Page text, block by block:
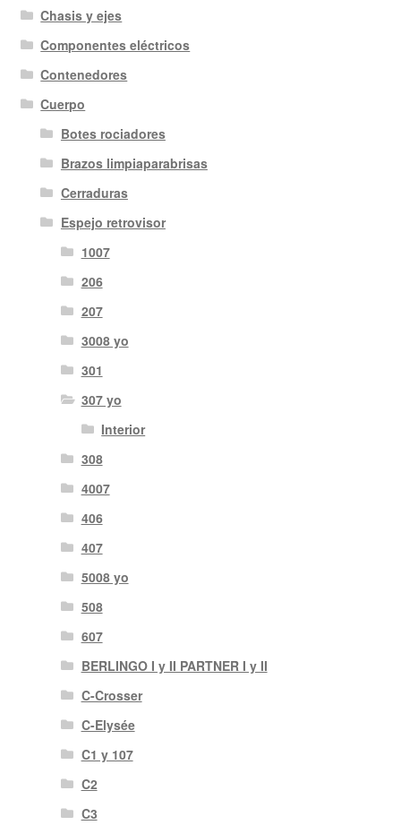
Chasis y ejes
Componentes eléctricos
Contenedores
Cuerpo
Botes rociadores
Brazos limpiaparabrisas
Cerraduras
Espejo retrovisor
1007
206
207
3008 yo
301
307 yo
Interior
308
4007
406
407
5008 yo
508
607
BERLINGO I y II PARTNER I y II
C-Crosser
C-Elysée
C1 y 107
C2
C3